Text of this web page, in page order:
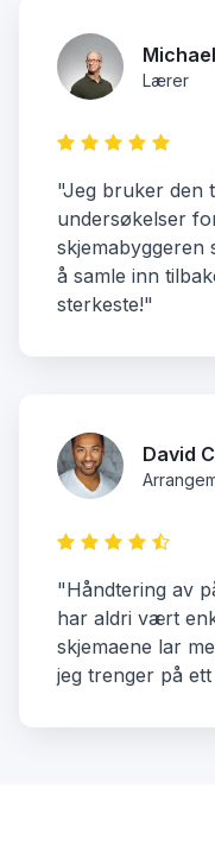
Lærer
"Jeg bruker den
undersøkelser
skjemabyggeren
å samle inn
sterkeste!"
David
"Håndtering av
har aldri vært
skjemaene lar
jeg trenger på ett